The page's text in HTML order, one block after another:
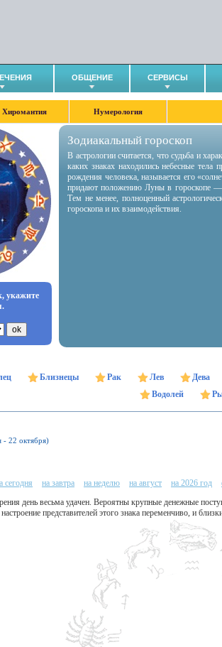
ОБЩЕНИЕ СЕРВИСЫ
Хиромантия Нумерология
укажите
Зодиакальный гороскоп
В астрологии считается, что судьба и
каких знаках находились небесные
рождения человека, называется его
придают положению Луны в гороскопе
Тем не менее, полноценный
гороскопа и их взаимодействия.
Близнецы Рак Лев Дева
Водолей
- 22 октября)
сегодня на завтра на неделю на август на 2026 год
день весьма удачен. Вероятны крупные денежные
представителей этого знака переменчиво, и